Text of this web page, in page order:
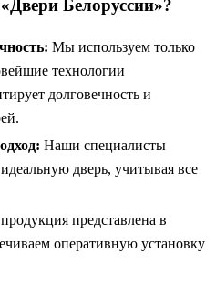
Белоруссии»?
Мы используем только
технологии
долговечность и
Наши специалисты
дверь, учитывая все
представлена в
оперативную установку